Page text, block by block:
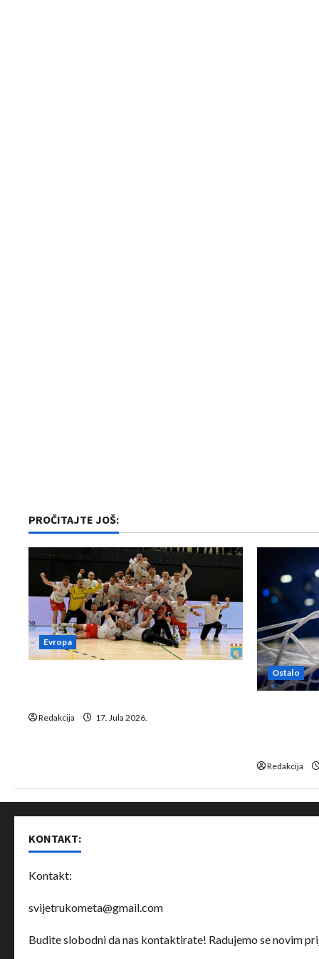
PROČITAJTE JOŠ:
Evropa
Redakcija 17. Jula 2026.
Ostalo
Redakcija
KONTAKT:
Kontakt:
svijetrukometa@gmail.com
Budite slobodni da nas kontaktirate! Radujemo se novim